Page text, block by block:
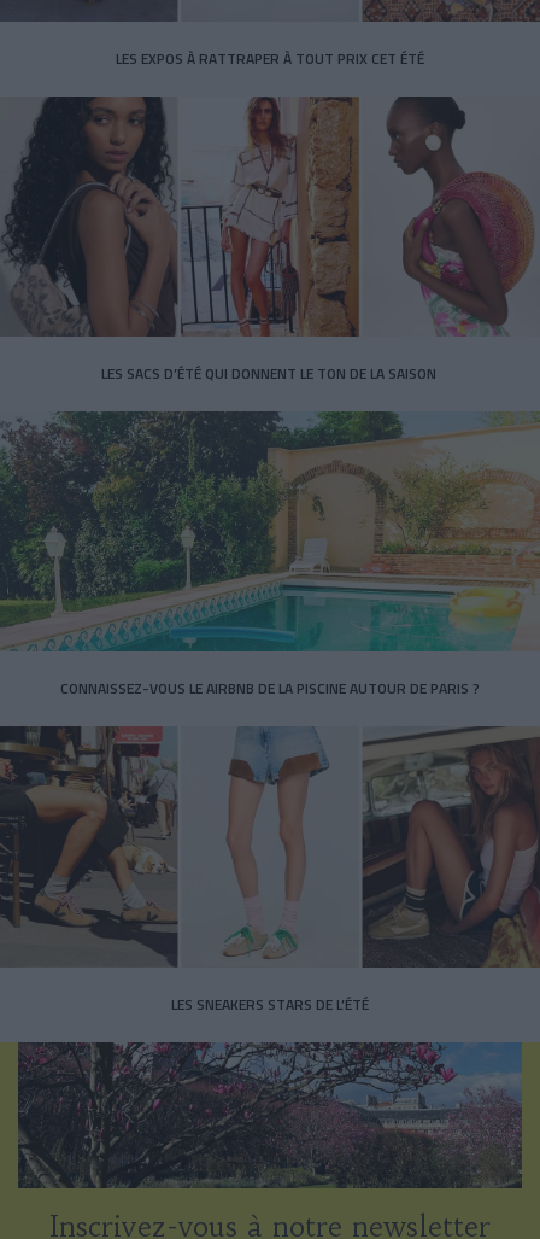
LES EXPOS À RATTRAPER À TOUT PRIX CET ÉTÉ
LES SACS D’ÉTÉ QUI DONNENT LE TON DE LA SAISON
CONNAISSEZ-VOUS LE AIRBNB DE LA PISCINE AUTOUR DE PARIS ?
LES SNEAKERS STARS DE L’ÉTÉ
Inscrivez-vous à notre newsletter